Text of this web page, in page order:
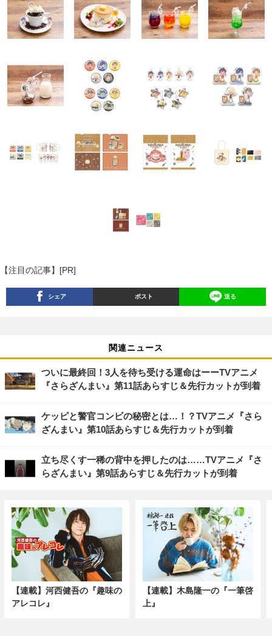
【注目の記事】[PR]
シェア ポスト 送る
関連ニュース
ついに最終回！3人を待ち受ける運命はーーTVアニメ
『さらざんまい』第11話あらすじ＆先行カットが到着
ケッピと警官コンビの秘密とは…！？TVアニメ『さら
ざんまい』第10話あらすじ＆先行カットが到着
立ち尽くす一稀の背中を押したのは……TVアニメ『さ
らざんまい』第9話あらすじ＆先行カットが到着
【連載】河西健吾の『趣味の
アレコレ』
【連載】木島隆一の『一筆啓
上』